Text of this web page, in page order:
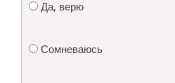
Да, верю
Сомневаюсь